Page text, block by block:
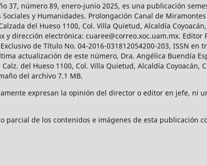
37, número 89, enero-junio 2025, es una publicación
y Humanidades. Prolongación Canal de Miramontes
del Hueso 1100, Col. Villa Quietud, Alcaldía
dirección electrónica: cuaree@correo.xoc.uam.mx. Editor
de Título No. 04-2016-031812054200-203, ISSN
actualización de este número, Dra. Angélica Buendía
del Hueso 1100, Col. Villa Quietud, Alcaldía Coyoacán,
del archivo 7.1 MB.
expresan la opinión del director o editor en jefe, ni
de los contenidos e imágenes de esta publicación